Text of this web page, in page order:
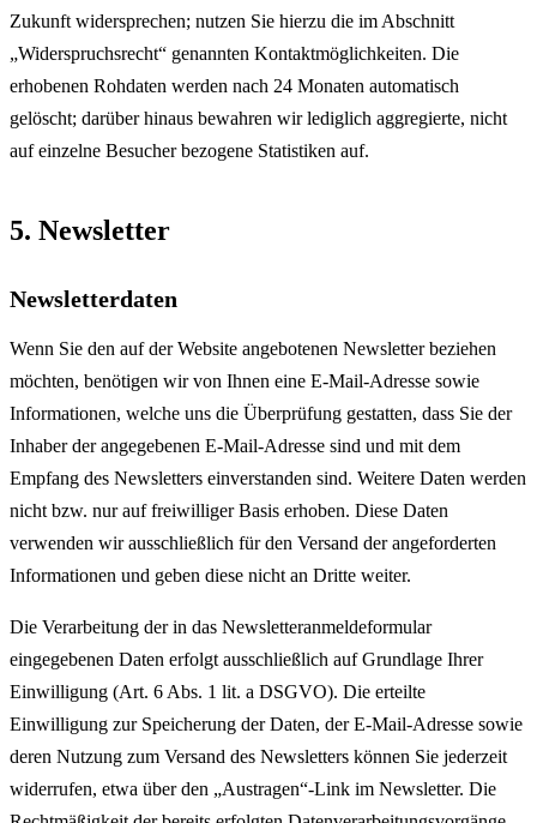
Zukunft widersprechen; nutzen Sie hierzu die im Abschnitt
„Widerspruchsrecht“ genannten Kontaktmöglichkeiten. Die
erhobenen Rohdaten werden nach 24 Monaten automatisch
gelöscht; darüber hinaus bewahren wir lediglich aggregierte, nicht
auf einzelne Besucher bezogene Statistiken auf.
5. Newsletter
Newsletter­daten
Wenn Sie den auf der Website angebotenen Newsletter beziehen
möchten, benötigen wir von Ihnen eine E-Mail-Adresse sowie
Informationen, welche uns die Überprüfung gestatten, dass Sie der
Inhaber der angegebenen E-Mail-Adresse sind und mit dem
Empfang des Newsletters einverstanden sind. Weitere Daten werden
nicht bzw. nur auf freiwilliger Basis erhoben. Diese Daten
verwenden wir ausschließlich für den Versand der angeforderten
Informationen und geben diese nicht an Dritte weiter.
Die Verarbeitung der in das Newsletteranmeldeformular
eingegebenen Daten erfolgt ausschließlich auf Grundlage Ihrer
Einwilligung (Art. 6 Abs. 1 lit. a DSGVO). Die erteilte
Einwilligung zur Speicherung der Daten, der E-Mail-Adresse sowie
deren Nutzung zum Versand des Newsletters können Sie jederzeit
widerrufen, etwa über den „Austragen“-Link im Newsletter. Die